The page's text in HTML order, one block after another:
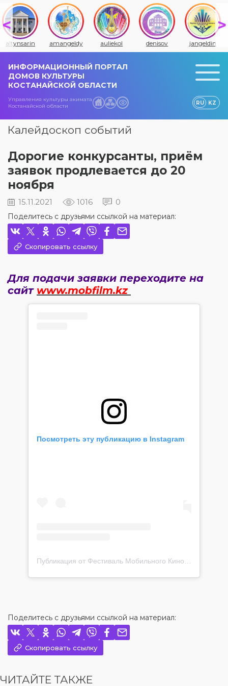
altynsarin amangeldy auliekol denisov jangeldin
ИНФОРМАЦИОННЫЙ ПОРТАЛ
ДОМОВ КУЛЬТУРЫ
КОСТАНАЙСКОЙ ОБЛАСТИ
Управления культуры акимата
Костанайской области
RU KZ
Калейдоскоп событий
Дорогие конкурсанты, приём
заявок продлевается до 20
ноября
15.11.2021 1016 0
Поделитесь с друзьями ссылкой на материал:
Скопировать ссылку
Для подачи заявки переходите на
сайт www.mobfilm.kz
Посмотреть эту публикацию в Instagram
Поделитесь с друзьями ссылкой на материал:
Скопировать ссылку
ЧИТАЙТЕ ТАКЖЕ